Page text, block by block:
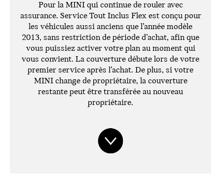
Pour la MINI qui continue de rouler avec
assurance. Service Tout Inclus Flex est conçu pour
les véhicules aussi anciens que l’année modèle
2013, sans restriction de période d’achat, afin que
vous puissiez activer votre plan au moment qui
vous convient. La couverture débute lors de votre
premier service après l’achat. De plus, si votre
MINI change de propriétaire, la couverture
restante peut être transférée au nouveau
propriétaire.